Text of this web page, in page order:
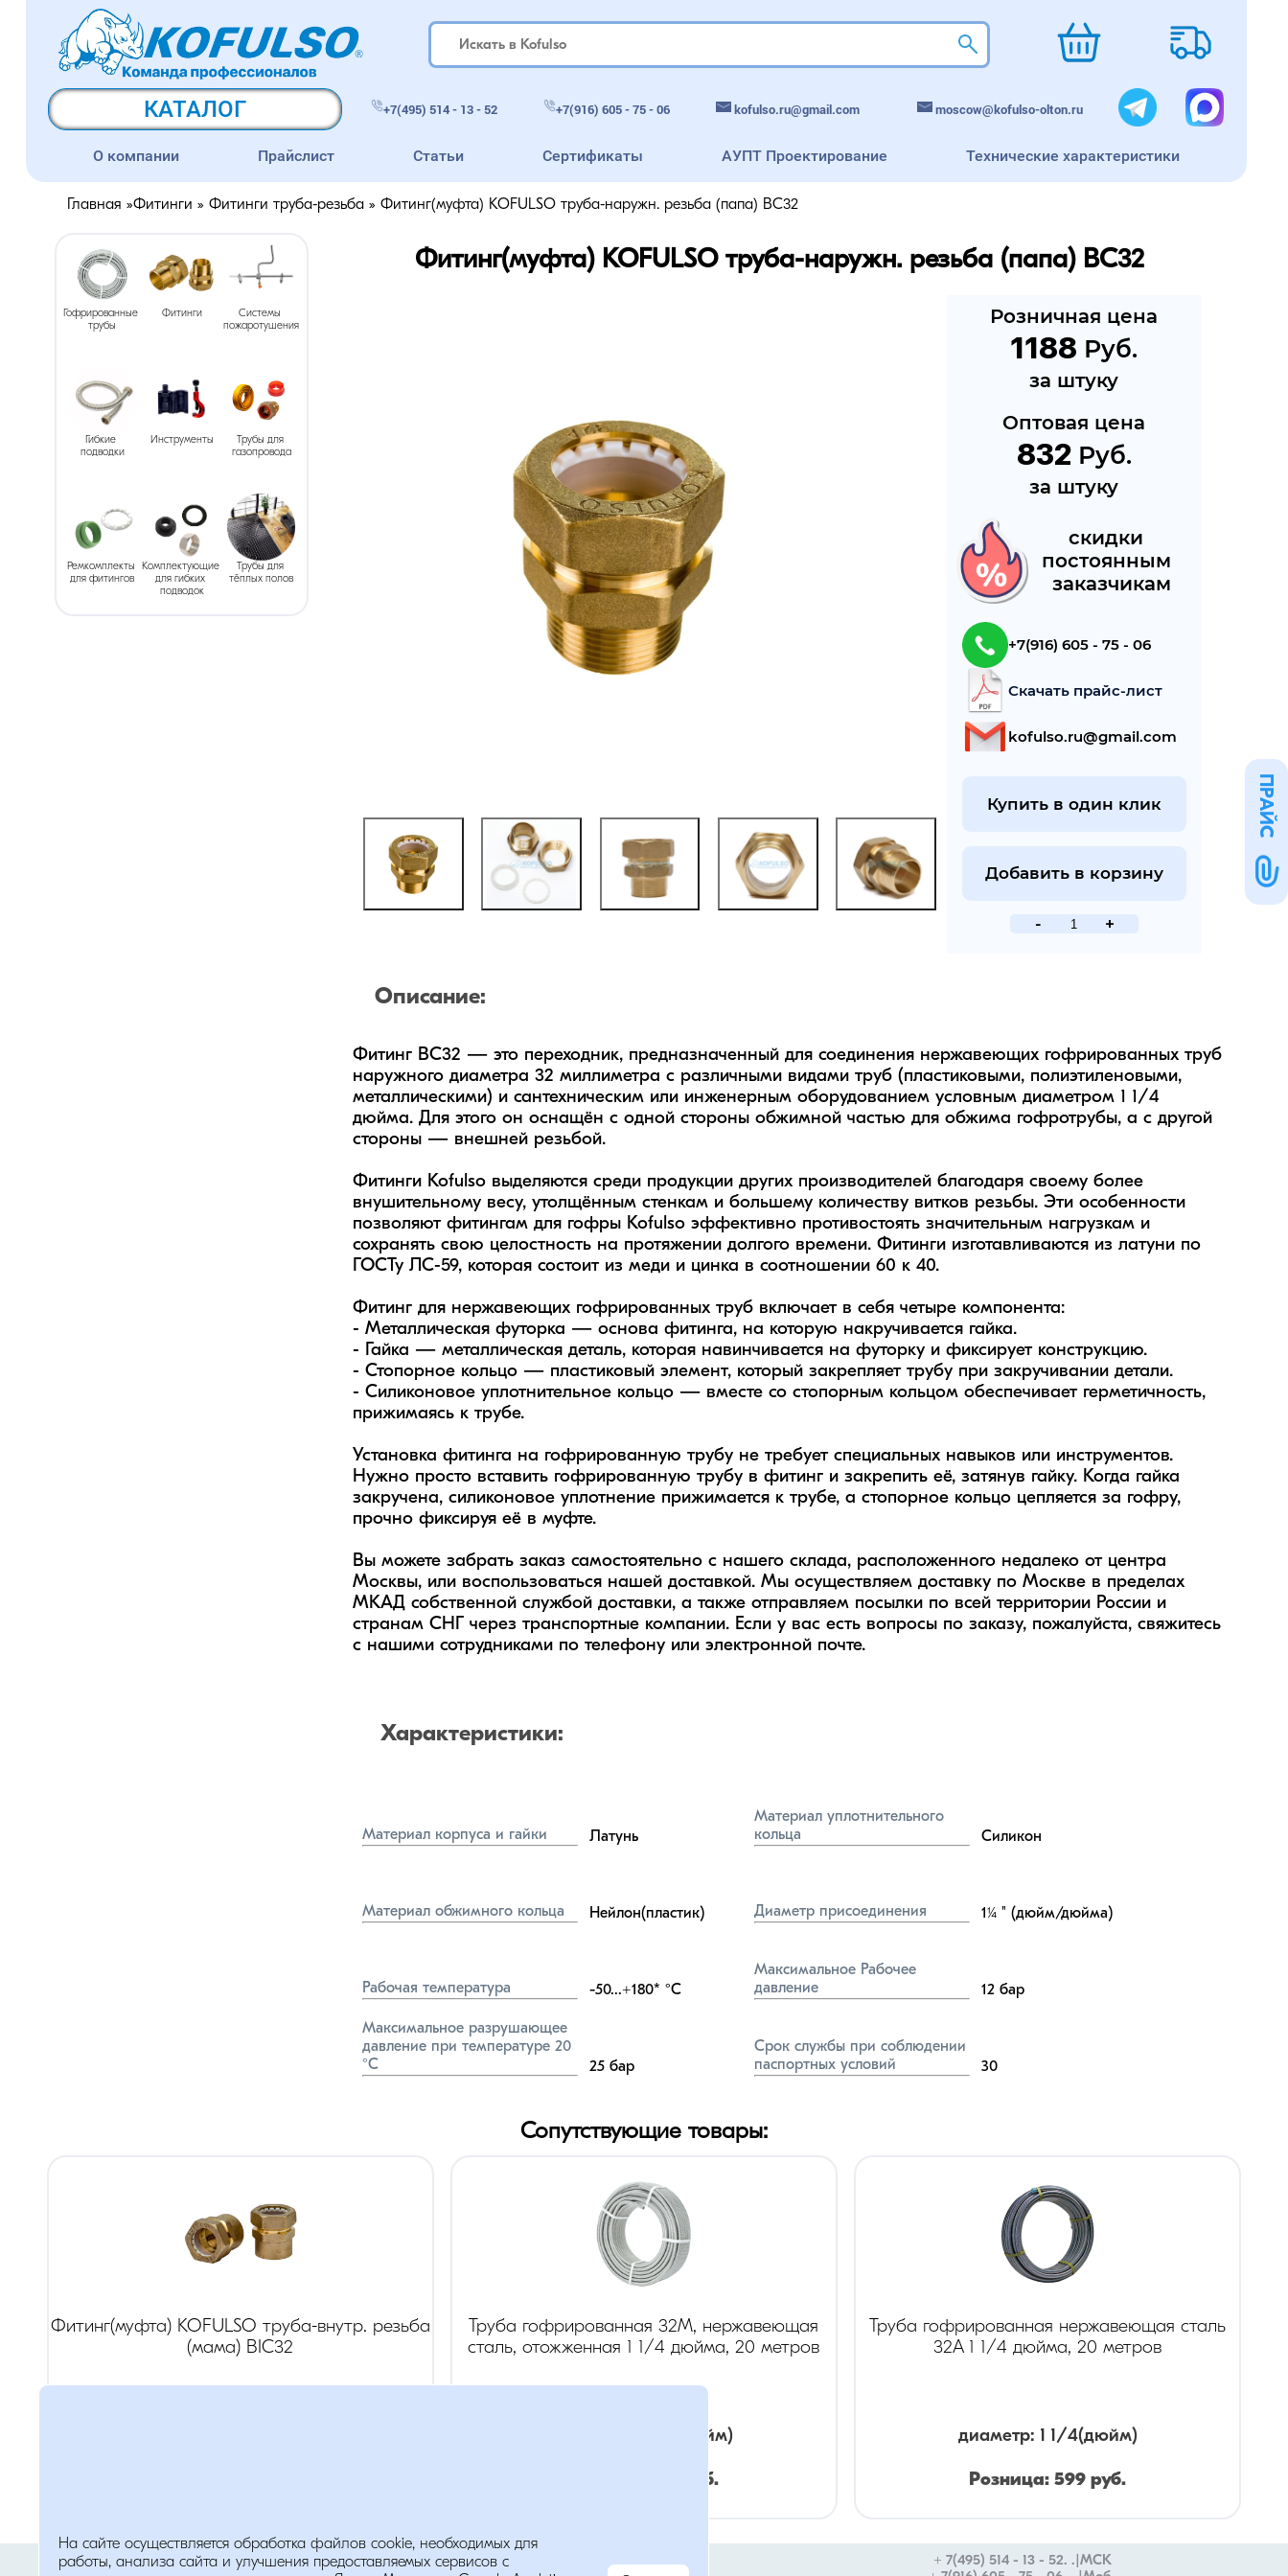
КАТАЛОГ +7(495) 514 - 13 - 52 +7(916) 605 - 75 - 06 kofulso.ru@gmail.com moscow@kofulso-olton.ru
О компании Прайслист Статьи Сертификаты АУПТ Проектирование Технические характеристики
Главная »Фитинги »Фитинги труба-резьба »Фитинг(муфта) KOFULSO труба-наружн. резьба (папа) BC32
Гофрированные
трубы
Фитинги
Системы
пожаротушения
Гибкие
подводки
Инструменты
Трубы для
газопровода
Ремкомплекты
для фитингов
Комплектующие
для гибких
подводок
Трубы для
тёплых полов
Фитинг(муфта) KOFULSO труба-наружн. резьба (папа) BC32
Розничная цена
1188 Руб.
за штуку
Оптовая цена
832 Руб.
за штуку
cкидки
постоянным
заказчикам
+7(916) 605 - 75 - 06
Скачать прайс-лист
kofulso.ru@gmail.com
Купить в один клик
Добавить в корзину
- +
Описание:
Фитинг BC32 — это переходник, предназначенный для соединения нержавеющих гофрированных труб
наружного диаметра 32 миллиметра с различными видами труб (пластиковыми, полиэтиленовыми,
металлическими) и сантехническим или инженерным оборудованием условным диаметром 1 1/4
дюйма. Для этого он оснащён с одной стороны обжимной частью для обжима гофротрубы, а с другой
стороны — внешней резьбой.
Фитинги Kofulso выделяются среди продукции других производителей благодаря своему более
внушительному весу, утолщённым стенкам и большему количеству витков резьбы. Эти особенности
позволяют фитингам для гофры Kofulso эффективно противостоять значительным нагрузкам и
сохранять свою целостность на протяжении долгого времени. Фитинги изготавливаются из латуни по
ГОСТу ЛС-59, которая состоит из меди и цинка в соотношении 60 к 40.
Фитинг для нержавеющих гофрированных труб включает в себя четыре компонента:
- Металлическая футорка — основа фитинга, на которую накручивается гайка.
- Гайка — металлическая деталь, которая навинчивается на футорку и фиксирует конструкцию.
- Стопорное кольцо — пластиковый элемент, который закрепляет трубу при закручивании детали.
- Силиконовое уплотнительное кольцо — вместе со стопорным кольцом обеспечивает герметичность,
прижимаясь к трубе.
Установка фитинга на гофрированную трубу не требует специальных навыков или инструментов.
Нужно просто вставить гофрированную трубу в фитинг и закрепить её, затянув гайку. Когда гайка
закручена, силиконовое уплотнение прижимается к трубе, а стопорное кольцо цепляется за гофру,
прочно фиксируя её в муфте.
Вы можете забрать заказ самостоятельно с нашего склада, расположенного недалеко от центра
Москвы, или воспользоваться нашей доставкой. Мы осуществляем доставку по Москве в пределах
МКАД собственной службой доставки, а также отправляем посылки по всей территории России и
странам СНГ через транспортные компании. Если у вас есть вопросы по заказу, пожалуйста, свяжитесь
с нашими сотрудниками по телефону или электронной почте.
Характеристики:
Материал корпуса и гайки Латунь
Материал уплотнительного
кольца
Силикон
Материал обжимного кольца Нейлон(пластик) Диаметр присоединения 1¼ " (дюйм/дюйма)
Рабочая температура -50...+180* °C
Максимальное Рабочее
давление
12 бар
Максимальное разрушающее
давление при температуре 20
°C
25 бар
Срок службы при соблюдении
паспортных условий
30
Сопутствующие товары:
Фитинг(муфта) KOFULSO труба-внутр. резьба
(мама) BIC32
Опт:965руб.
Труба гофрированная 32М, нержавеющая
сталь, отожженная 1 1/4 дюйма, 20 метров
(дюйм)
руб.
Труба гофрированная нержавеющая сталь
32А 1 1/4 дюйма, 20 метров
диаметр: 1 1/4(дюйм)
Розница:599 руб.
Опт: 419руб.
ПРАЙС
На сайте осуществляется обработка файлов cookie, необходимых для
работы, анализа сайта и улучшения предоставляемых сервисов с
Помощь
Политика обработки персональных данных
+ 7(495) 514 - 13 - 52. .|МСК